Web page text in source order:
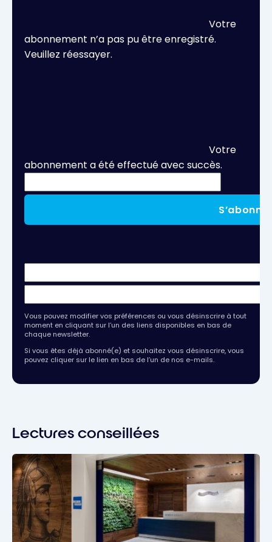
Votre
abonnement n’a pas pu être enregistré.
Veuillez réessayer.
Votre
abonnement a été effectué avec succès.
Vous pouvez modifier vos préférences ou vous désinscrire à tout
moment en cliquant sur l’un des liens disponibles en bas de
chaque newsletter.
Si vous êtes déjà abonné(e) et souhaitez vous désinscrire, vous
pouvez cliquer sur le lien en bas de l’un de nos e-mails.
Lectures conseillées